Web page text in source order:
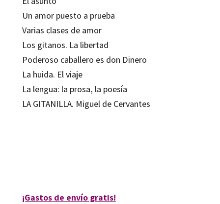
Un amor puesto a prueba
Varias clases de amor
Los gitanos. La libertad
Poderoso caballero es don Dinero
La huida. El viaje
La lengua: la prosa, la poesía
LA GITANILLA. Miguel de Cervantes
¡Gastos de envío gratis!